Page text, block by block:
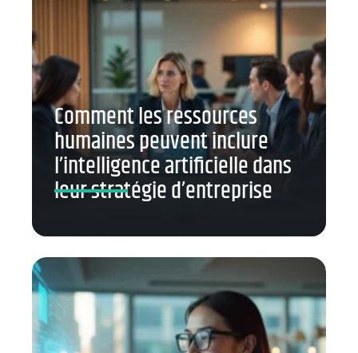
Comment les ressources
humaines peuvent inclure
l’intelligence artificielle dans
leur stratégie d’entreprise